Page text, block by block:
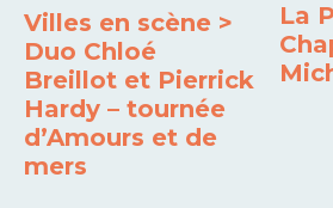
Villes en scène >
Duo Chloé
Breillot et Pierrick
Hardy – tournée
d’Amours et de
mers
La